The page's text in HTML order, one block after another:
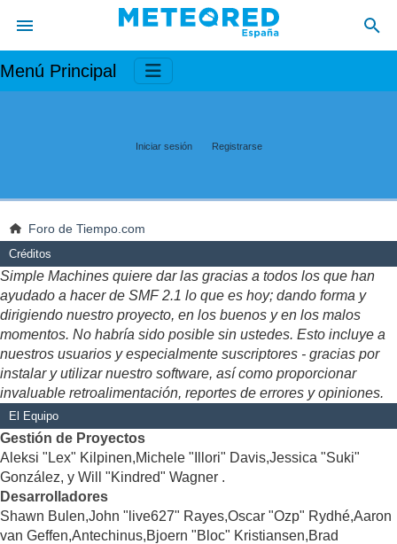
Menú Principal
Iniciar sesión Registrarse
Foro de Tiempo.com
Créditos
Simple Machines quiere dar las gracias a todos los que han
ayudado a hacer de SMF 2.1 lo que es hoy; dando forma y
dirigiendo nuestro proyecto, en los buenos y en los malos
momentos. No habría sido posible sin ustedes. Esto incluye a
nuestros usuarios y especialmente suscriptores - gracias por
instalar y utilizar nuestro software, así como proporcionar
invaluable retroalimentación, reportes de errores y opiniones.
El Equipo
Gestión de Proyectos
Aleksi "Lex" Kilpinen,Michele "Illori" Davis,Jessica "Suki"
González, y Will "Kindred" Wagner .
Desarrolladores
Shawn Bulen,John "live627" Rayes,Oscar "Ozp" Rydhé,Aaron
van Geffen,Antechinus,Bjoern "Bloc" Kristiansen,Brad